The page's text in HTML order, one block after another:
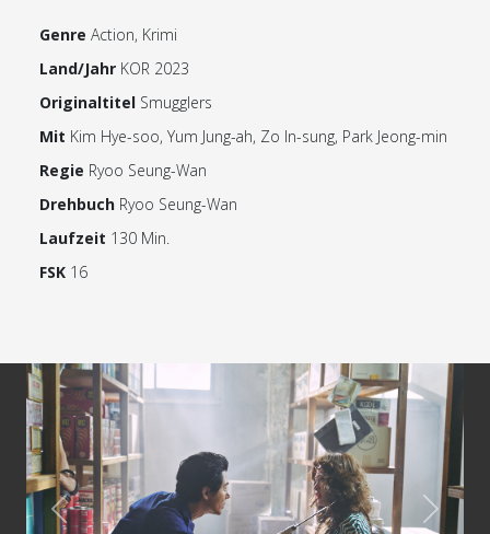
Genre Action, Krimi
Land/Jahr KOR 2023
Originaltitel Smugglers
Mit Kim Hye-soo, Yum Jung-ah, Zo In-sung, Park Jeong-min
Regie Ryoo Seung-Wan
Drehbuch Ryoo Seung-Wan
Laufzeit 130 Min.
FSK 16
Previous Next